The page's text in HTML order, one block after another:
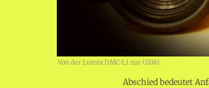
Von der Lumix DMC-L1 zur GX80
Abschied bedeutet